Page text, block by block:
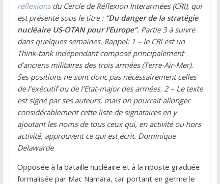
réflexionsdu Cercle de Réflexion Interarmées (CRI), qui
est présenté sous le titre :“Du danger de la stratégie
nucléaire US-OTAN pour l’Europe”.Partie 3 à suivre
dans quelques semaines. Rappel: 1 – le CRI est un
Think-tank indépendant composé principalement
d’anciens militaires des trois armées (Terre-Air-Mer).
Ses positions ne sont donc pas nécessairement celles
de l’exécutif ou de l’Etat-major des armées. 2 – Le texte
est signé par ses auteurs, mais on pourrait allonger
considérablement cette liste de signataires en y
ajoutant les noms de tous ceux qui, en activité ou hors
activité, approuvent ce qui est écrit. Dominique
Delawarde
Opposée à la bataille nucléaire et à la riposte graduée
formalisée par Mac Namara, car portant en germe le